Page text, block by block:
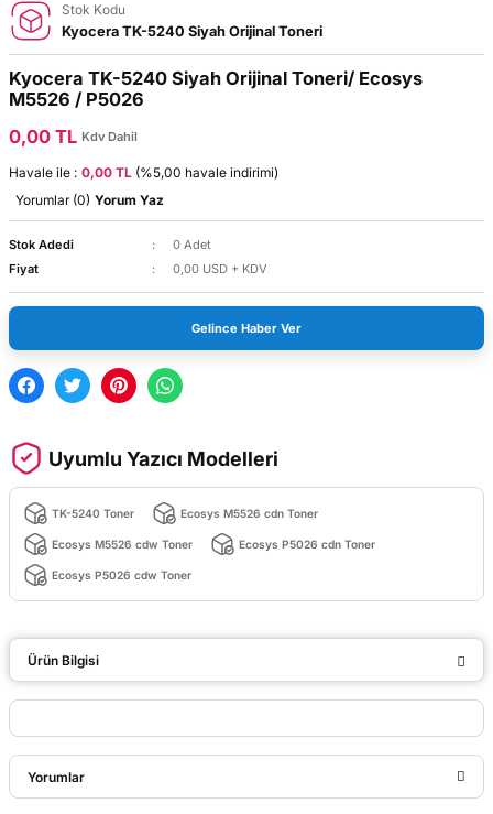
Stok Kodu
Kyocera TK-5240 Siyah Orijinal Toneri
Kyocera TK-5240 Siyah Orijinal Toneri/ Ecosys
M5526 / P5026
0,00 TL Kdv Dahil
Havale ile : 0,00 TL (%5,00 havale indirimi)
Yorumlar (0) Yorum Yaz
Stok Adedi
0 Adet
Fiyat
0,00 USD + KDV
Gelince Haber Ver
Uyumlu Yazıcı Modelleri
TK-5240 Toner Ecosys M5526 cdn Toner
Ecosys M5526 cdw Toner Ecosys P5026 cdn Toner
Ecosys P5026 cdw Toner
Ürün Bilgisi
Yorumlar